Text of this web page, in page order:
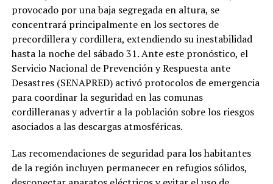
provocado por una baja segregada en altura, se
concentrará principalmente en los sectores de
precordillera y cordillera, extendiendo su inestabilidad
hasta la noche del sábado 31. Ante este pronóstico, el
Servicio Nacional de Prevención y Respuesta ante
Desastres (SENAPRED) activó protocolos de emergencia
para coordinar la seguridad en las comunas
cordilleranas y advertir a la población sobre los riesgos
asociados a las descargas atmosféricas.
Las recomendaciones de seguridad para los habitantes
de la región incluyen permanecer en refugios sólidos,